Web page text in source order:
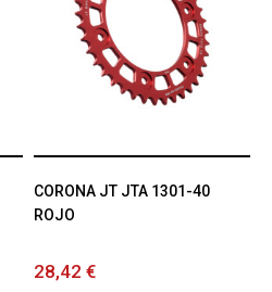
CORONA JT JTA 1301-40
ROJO
28,42 €